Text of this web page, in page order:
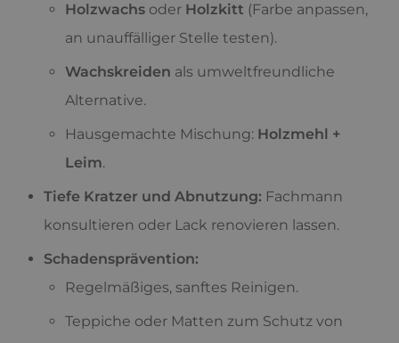
Holzwachs oder Holzkitt (Farbe anpassen,
an unauffälliger Stelle testen).
Wachskreiden als umweltfreundliche
Alternative.
Hausgemachte Mischung: Holzmehl +
Leim.
Tiefe Kratzer und Abnutzung: Fachmann
konsultieren oder Lack renovieren lassen.
Schadensprävention:
Regelmäßiges, sanftes Reinigen.
Teppiche oder Matten zum Schutz von